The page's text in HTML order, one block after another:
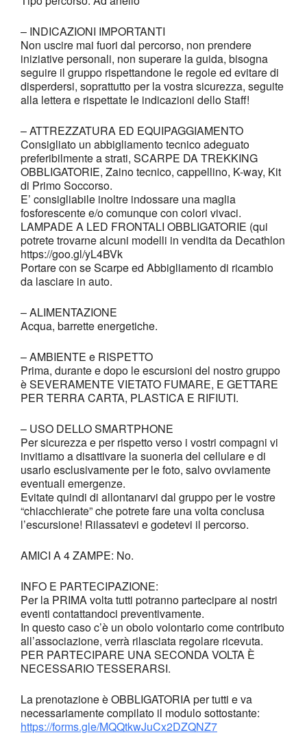
– INDICAZIONI IMPORTANTI
Non uscire mai fuori dal percorso, non prendere
iniziative personali, non superare la guida, bisogna
seguire il gruppo rispettandone le regole ed evitare di
disperdersi, soprattutto per la vostra sicurezza, seguite
alla lettera e rispettate le indicazioni dello Staff!
– ATTREZZATURA ED EQUIPAGGIAMENTO
Consigliato un abbigliamento tecnico adeguato
preferibilmente a strati, SCARPE DA TREKKING
OBBLIGATORIE, Zaino tecnico, cappellino, K-way, Kit
di Primo Soccorso.
E’ consigliabile inoltre indossare una maglia
fosforescente e/o comunque con colori vivaci.
LAMPADE A LED FRONTALI OBBLIGATORIE (qui
potrete trovarne alcuni modelli in vendita da Decathlon
https://goo.gl/yL4BVk
Portare con se Scarpe ed Abbigliamento di ricambio
da lasciare in auto.
– ALIMENTAZIONE
Acqua, barrette energetiche.
– AMBIENTE e RISPETTO
Prima, durante e dopo le escursioni del nostro gruppo
è SEVERAMENTE VIETATO FUMARE, E GETTARE
PER TERRA CARTA, PLASTICA E RIFIUTI.
– USO DELLO SMARTPHONE
Per sicurezza e per rispetto verso i vostri compagni vi
invitiamo a disattivare la suoneria del cellulare e di
usarlo esclusivamente per le foto, salvo ovviamente
eventuali emergenze.
Evitate quindi di allontanarvi dal gruppo per le vostre
“chiacchierate” che potrete fare una volta conclusa
l’escursione! Rilassatevi e godetevi il percorso.
AMICI A 4 ZAMPE: No.
INFO E PARTECIPAZIONE:
Per la PRIMA volta tutti potranno partecipare ai nostri
eventi contattandoci preventivamente.
In questo caso c’è un obolo volontario come contributo
all’associazione, verrà rilasciata regolare ricevuta.
PER PARTECIPARE UNA SECONDA VOLTA È
NECESSARIO TESSERARSI.
La prenotazione è OBBLIGATORIA per tutti e va
necessariamente compilato il modulo sottostante:
https://forms.gle/MQQtkwJuCx2DZQNZ7